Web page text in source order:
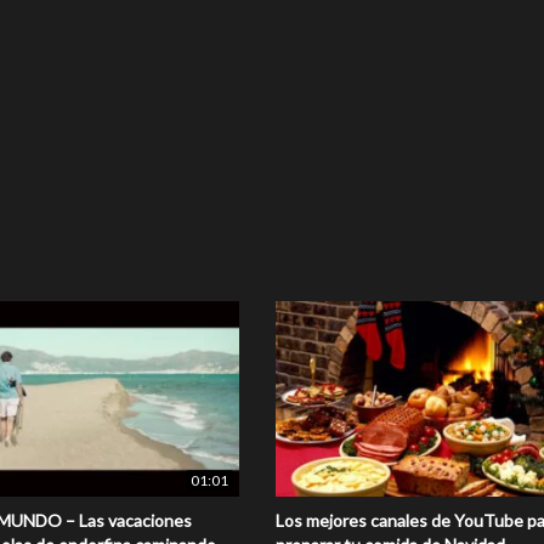
01:01
– Las vacaciones
Los mejores canales de YouTube